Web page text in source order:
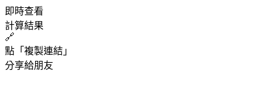
即時查看
計算結果
🔗
點「複製連結」
分享給朋友